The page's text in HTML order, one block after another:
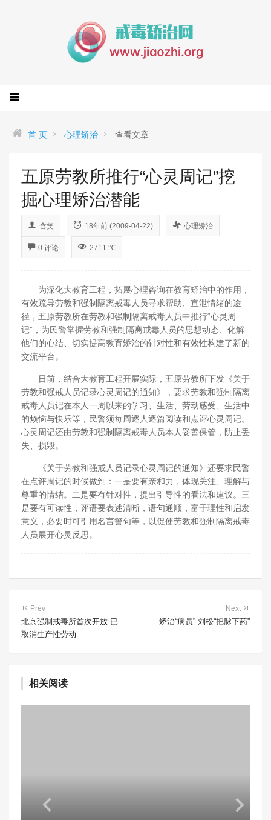
首 页 心理矫治 查看文章
五原劳教所推行“心灵周记”挖
掘心理矫治潜能
含笑 18年前 (2009-04-22) 心理矫治
0 评论 2711 ℃
为深化大教育工程，拓展心理咨询在教育矫治中的作用，
有效疏导劳教和强制隔离戒毒人员寻求帮助、宣泄情绪的途
径，五原劳教所在劳教和强制隔离戒毒人员中推行“心灵周
记”，为民警掌握劳教和强制隔离戒毒人员的思想动态、化解
他们的心结、切实提高教育矫治的针对性和有效性构建了新的
交流平台。
日前，结合大教育工程开展实际，五原劳教所下发《关于
劳教和强戒人员记录心灵周记的通知》，要求劳教和强制隔离
戒毒人员记在本人一周以来的学习、生活、劳动感受、生活中
的烦恼与快乐等，民警须每周逐人逐篇阅读和点评心灵周记。
心灵周记还由劳教和强制隔离戒毒人员本人妥善保管，防止丢
失、损毁。
《关于劳教和强戒人员记录心灵周记的通知》还要求民警
在点评周记的时候做到：一是要有亲和力，体现关注、理解与
尊重的情结。二是要有针对性，提出引导性的看法和建议。三
是要有可读性，评语要表述清晰，语句通顺，富于理性和启发
意义，必要时可引用名言警句等，以促使劳教和强制隔离戒毒
人员展开心灵反思。
Prev
北京强制戒毒所首次开放 已
取消生产性劳动
Next
矫治“病员” 刘松“把脉下药”
相关阅读